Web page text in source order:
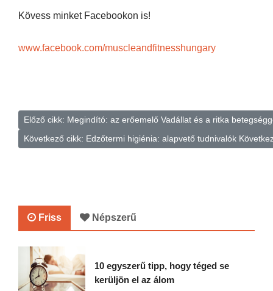
Kövess minket Facebookon is!
www.facebook.com/muscleandfitnesshungary
Előző cikk: Megindító: az erőemelő Vadállat és a ritka
Következő cikk: Edzőtermi higiénia: alapvető tudnivalók
Friss Népszerű
10 egyszerű tipp, hogy téged se
kerüljön el az álom